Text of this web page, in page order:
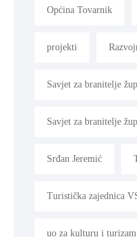
Općina Tovarnik
projekti
Savjet za branitelje
Savjet za branitelje
Srđan Jeremić
Turistička zajednica
uo za kulturu i turizam